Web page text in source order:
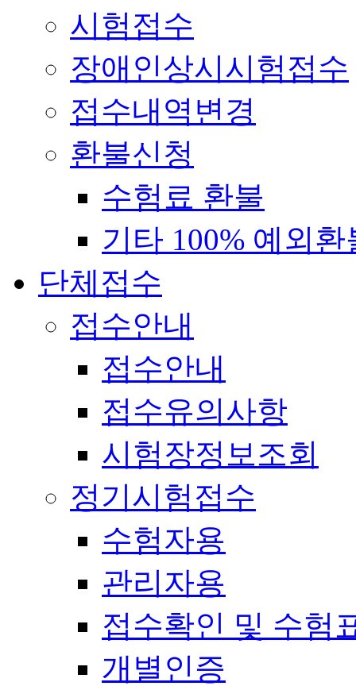
시험접수
장애인상시시험접수
접수내역변경
환불신청
수험료 환불
기타 100% 예외환
단체접수
접수안내
접수안내
접수유의사항
시험장정보조회
정기시험접수
수험자용
관리자용
접수확인 및 수험
개별인증